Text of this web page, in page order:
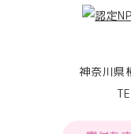
神奈川